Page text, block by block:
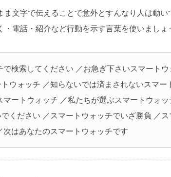
ま文字で伝えることで意外とすんなり人は動い
・電話・紹介など行動を示す言葉を使いましょ
で検索してください ／お急ぎ下さいスマート
ウォッチ ／知らないでは済まされないスマー
マートウォッチ ／私たちが選ぶスマートウォッ
ください ／スマートウォッチでいざ勝負 ／
次はあなたのスマートウォッチです